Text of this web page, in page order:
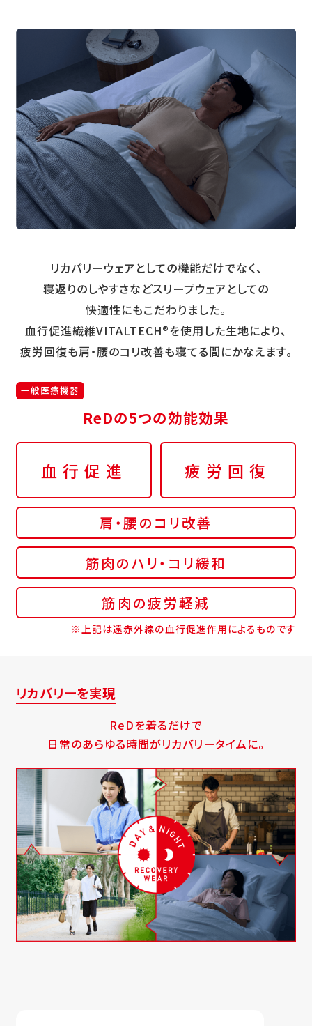
リカバリーウェアとしての機能だけでなく、
寝返りのしやすさなどスリープウェアとしての
快適性にもこだわりました。
血行促進繊維VITALTECH®を使用した生地により、
疲労回復も肩・腰のコリ改善も寝てる間にかなえます。
一般医療機器
ReDの5つの効能効果
血行促進 疲労回復
肩・腰のコリ改善
筋肉のハリ・コリ緩和
筋肉の疲労軽減
※上記は遠赤外線の血行促進作用によるものです
リカバリーを実現
ReDを着るだけで
日常のあらゆる時間がリカバリータイムに。